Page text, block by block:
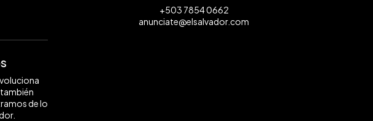
de lo
+503 7854 0662
anunciate@elsalvador.com